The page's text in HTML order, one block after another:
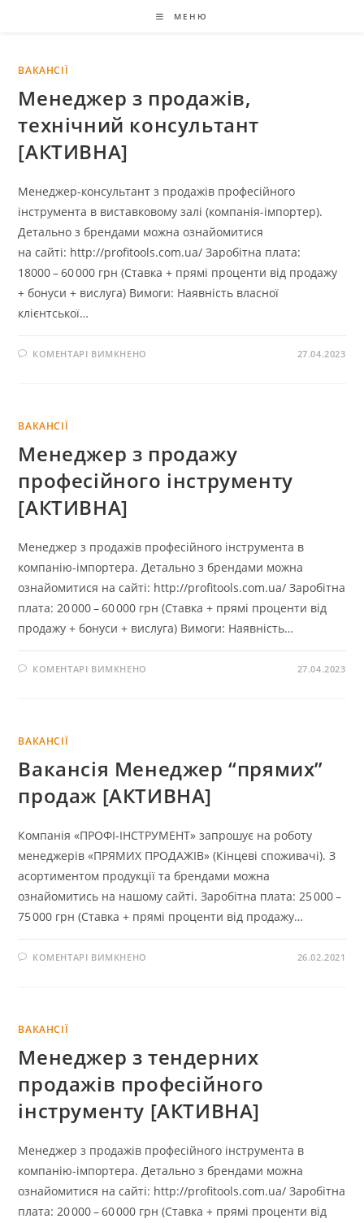
МЕНЮ
ВАКАНСІЇ
Менеджер з продажів,
технічний консультант
[АКТИВНА]
Менеджер-консультант з продажів професійного
інструмента в виставковому залі (компанія-імпортер).
Детально з брендами можна ознайомитися
на сайті: http://profitools.com.ua/ Заробітна плата:
18000 – 60 000 грн (Ставка + прямі проценти від продажу
+ бонуси + вислуга) Вимоги: Наявність власної
клієнтської…
КОМЕНТАРІ ВИМКНЕНО 27.04.2023
ВАКАНСІЇ
Менеджер з продажу
професійного інструменту
[АКТИВНА]
Менеджер з продажів професійного інструмента в
компанію-імпортера. Детально з брендами можна
ознайомитися на сайті: http://profitools.com.ua/ Заробітна
плата: 20 000 – 60 000 грн (Ставка + прямі проценти від
продажу + бонуси + вислуга) Вимоги: Наявність…
КОМЕНТАРІ ВИМКНЕНО 27.04.2023
ВАКАНСІЇ
Вакансія Менеджер “прямих”
продаж [АКТИВНА]
Компанія «ПРОФІ-ІНСТРУМЕНТ» запрошує на роботу
менеджерів «ПРЯМИХ ПРОДАЖІВ» (Кінцеві споживачі). З
асортиментом продукції та брендами можна
ознайомитись на нашому сайті. Заробітна плата: 25 000 –
75 000 грн (Ставка + прямі проценти від продажу…
КОМЕНТАРІ ВИМКНЕНО 26.02.2021
ВАКАНСІЇ
Менеджер з тендерних
продажів професійного
інструменту [АКТИВНА]
Менеджер з продажів професійного інструмента в
компанію-імпортера. Детально з брендами можна
ознайомитися на сайті: http://profitools.com.ua/ Заробітна
плата: 20 000 – 60 000 грн (Ставка + прямі проценти від